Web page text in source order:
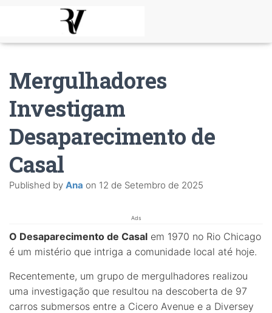
Mergulhadores
Investigam
Desaparecimento de
Casal
Published by Ana on 12 de Setembro de 2025
Ads
O Desaparecimento de Casal em 1970 no Rio Chicago
é um mistério que intriga a comunidade local até hoje.
Recentemente, um grupo de mergulhadores realizou
uma investigação que resultou na descoberta de 97
carros submersos entre a Cicero Avenue e a Diversey